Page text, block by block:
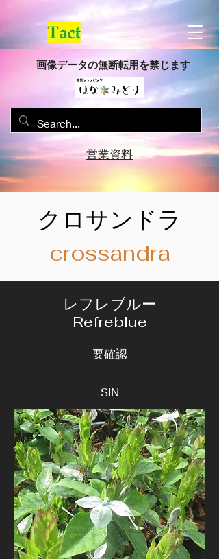
画像データの無断転用を禁じます
営業資料
クロサンドラ
crossandra
レフレブルー
Refreblue
要確認
SIN